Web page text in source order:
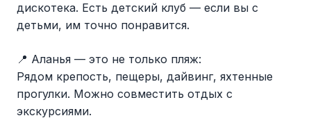
дискотека. Есть детский клуб — если вы с
детьми, им точно понравится.
📍 Аланья — это не только пляж:
Рядом крепость, пещеры, дайвинг, яхтенные
прогулки. Можно совместить отдых с
экскурсиями.